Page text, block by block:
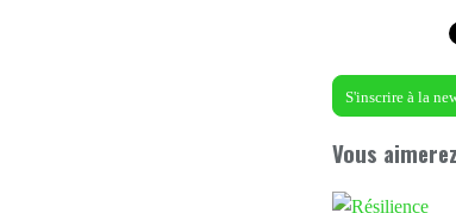
S'inscrire à la
Vous